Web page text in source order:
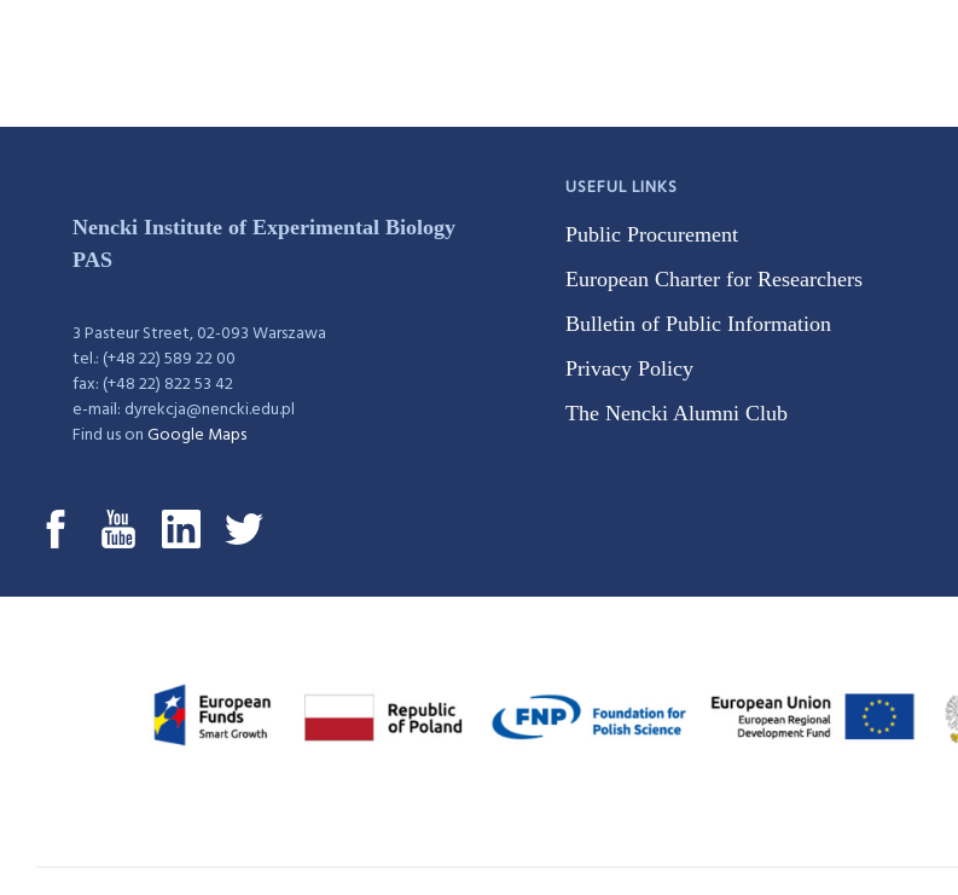
Nencki Institute of Experimental Biology
PAS
3 Pasteur Street, 02-093 Warszawa
tel.: (+48 22) 589 22 00
fax: (+48 22) 822 53 42
e-mail: dyrekcja@nencki.edu.pl
Find us onGoogle Maps
USEFUL LINKS
Public Procurement
European Charter for Researchers
Bulletin of Public Information
Privacy Policy
The Nencki Alumni Club